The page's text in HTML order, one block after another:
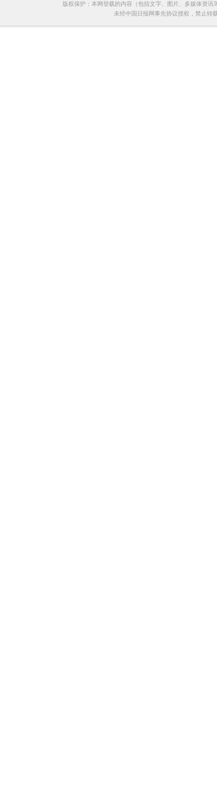
版权保护：本网登载的内容（包括文字、图片、多媒体资
未经中国日报网事先协议授权，禁止转